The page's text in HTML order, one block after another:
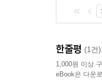
한줄평 (1건)
1,000원 이상
eBook은 다운